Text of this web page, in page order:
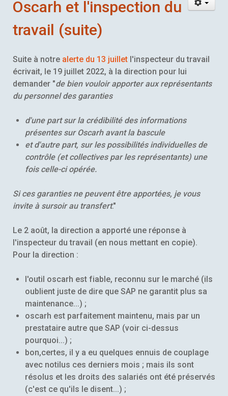
Oscarh et l'inspection du
travail (suite)
Suite à notre alerte du 13 juillet l'inspecteur du travail
écrivait, le 19 juillet 2022, à la direction pour lui
demander "de bien vouloir apporter aux représentants
du personnel des garanties
d'une part sur la crédibilité des informations
présentes sur Oscarh avant la bascule
et d'autre part, sur les possibilités individuelles de
contrôle (et collectives par les représentants) une
fois celle-ci opérée.
Si ces garanties ne peuvent être apportées, je vous
invite à sursoir au transfert."
Le 2 août, la direction a apporté une réponse à
l'inspecteur du travail (en nous mettant en copie).
Pour la direction :
l'outil oscarh est fiable, reconnu sur le marché (ils
oublient juste de dire que SAP ne garantit plus sa
maintenance...) ;
oscarh est parfaitement maintenu, mais par un
prestataire autre que SAP (voir ci-dessus
pourquoi...) ;
bon,certes, il y a eu quelques ennuis de couplage
avec notilus ces derniers mois ; mais ils sont
résolus et les droits des salariés ont été préservés
(c'est ce qu'ils le disent...) ;